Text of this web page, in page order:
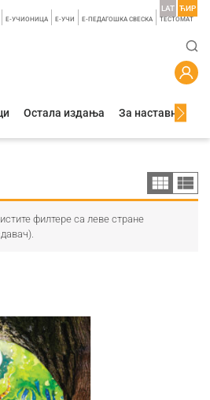
E-УЧИОНИЦА E-УЧИ Е-ПЕДАГОШКА СВЕСКА TЕСТОМАТ
LAT ЋИР
Остала издања За наставнике
филтере са леве стране